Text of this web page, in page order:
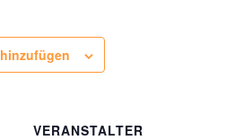
VERANSTALTER